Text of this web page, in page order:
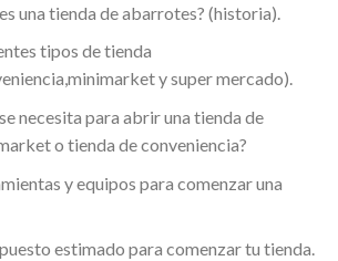
una tienda de abarrotes? (historia).
tipos de tienda
y super mercado).
necesita para abrir una tienda de
o tienda de conveniencia?
y equipos para comenzar una
estimado para comenzar tu tienda.